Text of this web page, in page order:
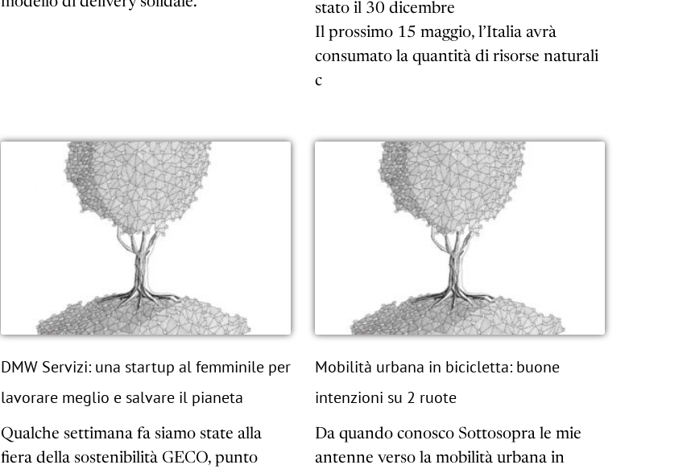
stato il 30 dicembre
Il prossimo 15 maggio, l’Italia avrà
consumato la quantità di risorse naturali
c
DMW Servizi: una startup al femminile per
lavorare meglio e salvare il pianeta
Qualche settimana fa siamo state alla
fiera della sostenibilità GECO, punto
Mobilità urbana in bicicletta: buone
intenzioni su 2 ruote
Da quando conosco Sottosopra le mie
antenne verso la mobilità urbana in